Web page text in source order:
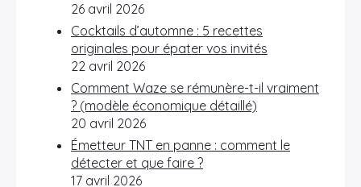
26 avril 2026
Cocktails d’automne : 5 recettes
originales pour épater vos invités
22 avril 2026
Comment Waze se rémunère-t-il vraiment
? (modèle économique détaillé)
20 avril 2026
Émetteur TNT en panne : comment le
détecter et que faire ?
17 avril 2026